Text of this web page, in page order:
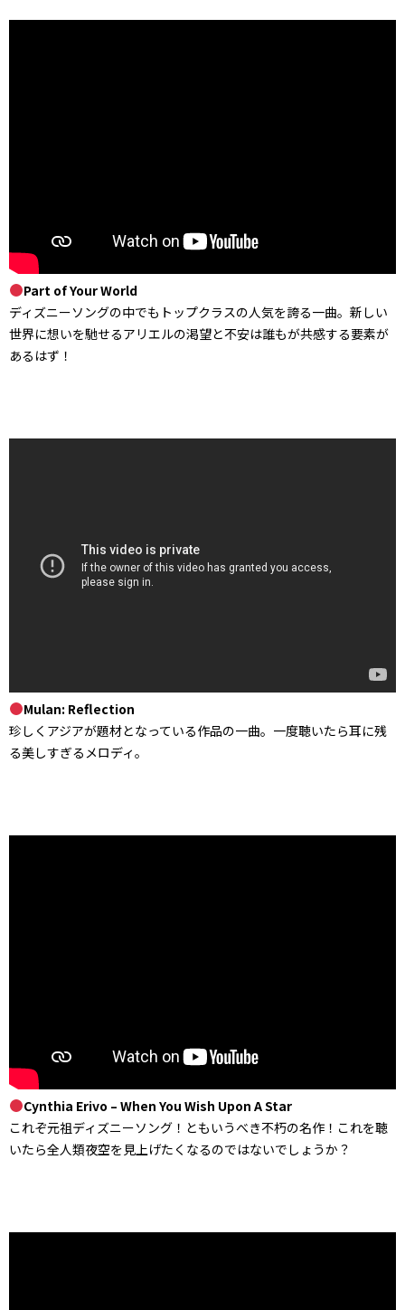
Part of Your World
ディズニーソングの中でもトップクラスの人気を誇る一曲。新しい
世界に想いを馳せるアリエルの渇望と不安は誰もが共感する要素が
あるはず！
Mulan: Reflection
珍しくアジアが題材となっている作品の一曲。一度聴いたら耳に残
る美しすぎるメロディ。
Cynthia Erivo – When You Wish Upon A Star
これぞ元祖ディズニーソング！ともいうべき不朽の名作！これを聴
いたら全人類夜空を見上げたくなるのではないでしょうか？